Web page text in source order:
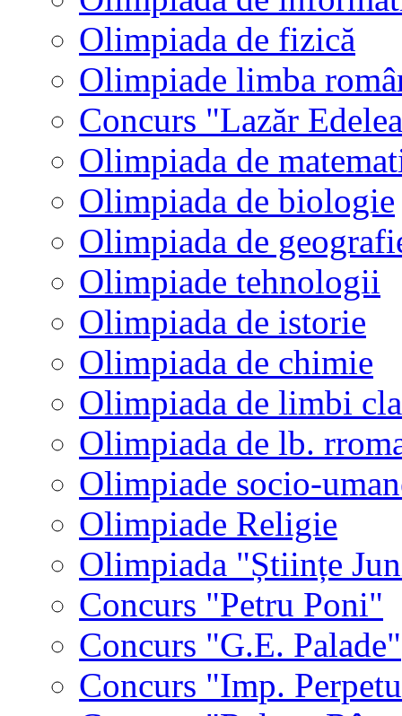
Olimpiada de fizică
Olimpiade limba
Concurs "Lazăr
Olimpiada de
Olimpiada de biologie
Olimpiada de
Olimpiade tehnologii
Olimpiada de istorie
Olimpiada de chimie
Olimpiada de limbi
Olimpiada de lb.
Olimpiade socio-
Olimpiade Religie
Olimpiada "Științe
Concurs "Petru Poni"
Concurs "G.E. Palade"
Concurs "Imp.